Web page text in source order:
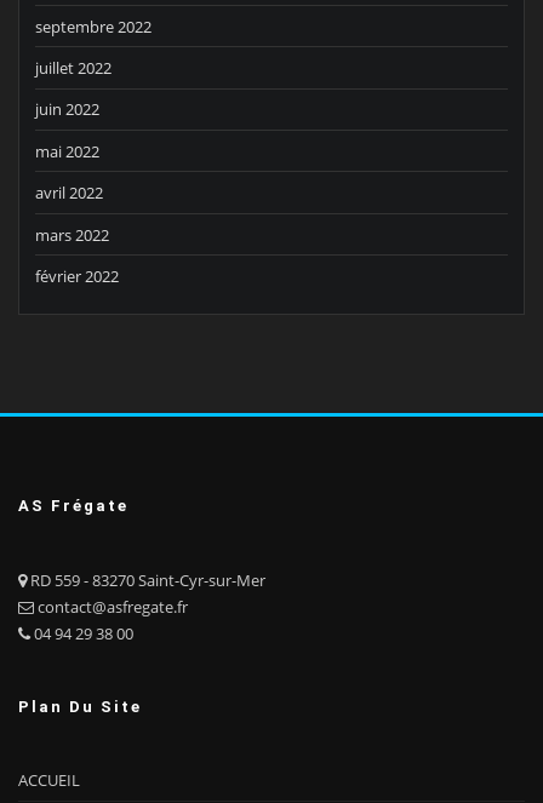
septembre 2022
juillet 2022
juin 2022
mai 2022
avril 2022
mars 2022
février 2022
AS Frégate
RD 559 - 83270 Saint-Cyr-sur-Mer
contact@asfregate.fr
04 94 29 38 00
Plan Du Site
ACCUEIL